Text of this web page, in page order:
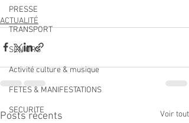
PRESSE
TRANSPORT
SENIORS
Activité culture & musique
FETES & MANIFESTATIONS
SECURITE
ACTUALITÉ
Posts récents Voir tout